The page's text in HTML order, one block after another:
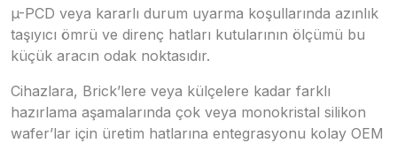
µ-PCD veya kararlı durum uyarma koşullarında azınlık
taşıyıcı ömrü ve direnç hatları kutularının ölçümü bu
küçük aracın odak noktasıdır.
Cihazlara, Brick’lere veya külçelere kadar farklı
hazırlama aşamalarında çok veya monokristal silikon
wafer’lar için üretim hatlarına entegrasyonu kolay OEM